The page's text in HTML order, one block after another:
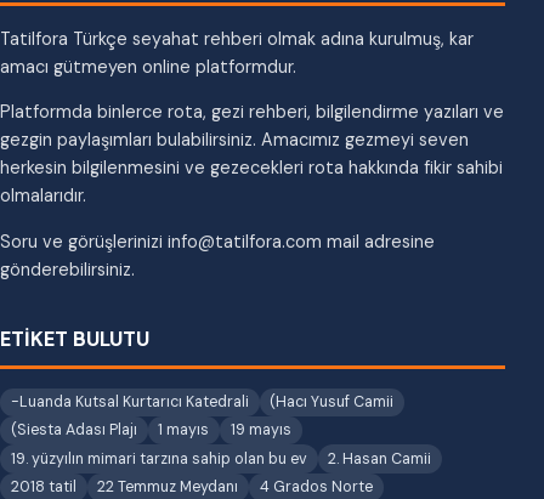
Tatilfora Türkçe seyahat rehberi olmak adına kurulmuş, kar
amacı gütmeyen online platformdur.
Platformda binlerce rota, gezi rehberi, bilgilendirme yazıları ve
gezgin paylaşımları bulabilirsiniz. Amacımız gezmeyi seven
herkesin bilgilenmesini ve gezecekleri rota hakkında fikir sahibi
olmalarıdır.
Soru ve görüşlerinizi info@tatilfora.com mail adresine
gönderebilirsiniz.
ETİKET BULUTU
-Luanda Kutsal Kurtarıcı Katedrali
(Hacı Yusuf Camii
(Siesta Adası Plajı
1 mayıs
19 mayıs
19. yüzyılın mimari tarzına sahip olan bu ev
2. Hasan Camii
2018 tatil
22 Temmuz Meydanı
4 Grados Norte